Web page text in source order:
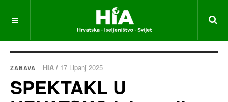
ZABAVA HIA / 17 Lipanj 2025
SPEKTAKL U